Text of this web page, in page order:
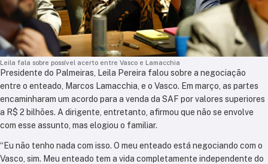
Leila fala sobre possível acerto entre Vasco e Lamacchia
Presidente do Palmeiras, Leila Pereira falou sobre a negociação
entre o enteado, Marcos Lamacchia, e o Vasco. Em março, as partes
encaminharam um acordo para a venda da SAF por valores superiores
a R$ 2 bilhões. A dirigente, entretanto, afirmou que não se envolve
com esse assunto, mas elogiou o familiar.
“Eu não tenho nada com isso. O meu enteado está negociando com o
Vasco, sim. Meu enteado tem a vida completamente independente do